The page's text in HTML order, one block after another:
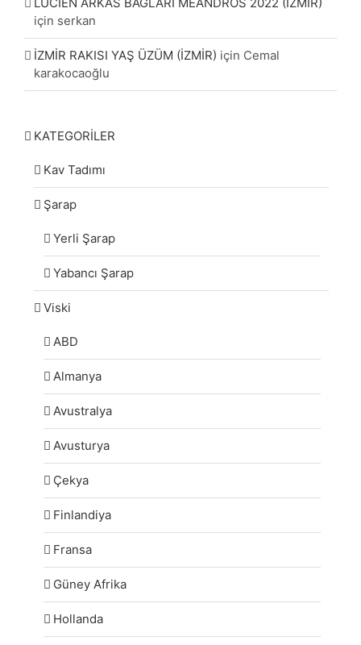
LUCIEN ARKAS BAĞLARI MEANDROS 2022 (İZMİR)
için serkan
İZMİR RAKISI YAŞ ÜZÜM (İZMİR) için Cemal
karakocaoğlu
KATEGORİLER
Kav Tadımı
Şarap
Yerli Şarap
Yabancı Şarap
Viski
ABD
Almanya
Avustralya
Avusturya
Çekya
Finlandiya
Fransa
Güney Afrika
Hollanda